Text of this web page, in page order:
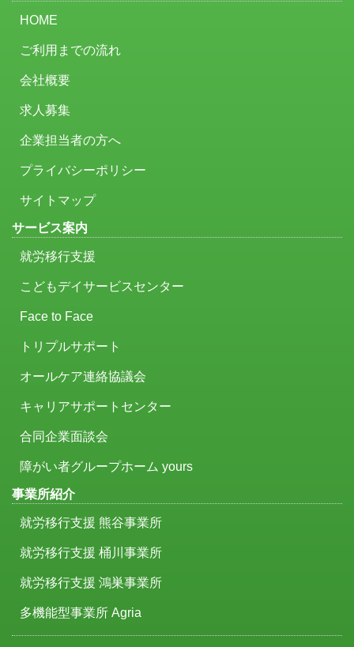
HOME
ご利用までの流れ
会社概要
求人募集
企業担当者の方へ
プライバシーポリシー
サイトマップ
サービス案内
就労移行支援
こどもデイサービスセンター
Face to Face
トリプルサポート
オールケア連絡協議会
キャリアサポートセンター
合同企業面談会
障がい者グループホーム yours
事業所紹介
就労移行支援 熊谷事業所
就労移行支援 桶川事業所
就労移行支援 鴻巣事業所
多機能型事業所 Agria